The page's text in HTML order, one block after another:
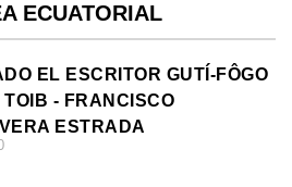
ECUATORIAL
EL ESCRITOR GUTÍ-FÔGO
- FRANCISCO
ESTRADA